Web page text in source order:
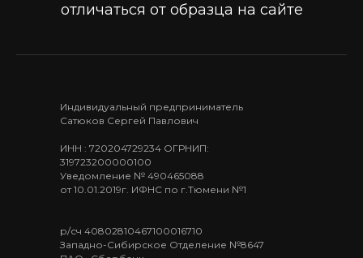
отличаться от образца на сайте
Индивидуальный предприниматель
Сатюков Сергей Павлович
ИНН : 720204729234 ОГРНИП:
319723200000100
Уведомление № 490465088
от 10.01.2019г. ИФНС по г.Тюмени №1
р/сч 40802810467100016710
Западно-Сибирское Отделение №8647